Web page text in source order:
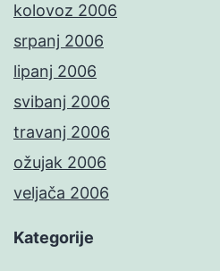
kolovoz 2006
srpanj 2006
lipanj 2006
svibanj 2006
travanj 2006
ožujak 2006
veljača 2006
Kategorije